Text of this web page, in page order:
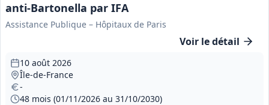
anti‑Bartonella par IFA
Assistance Publique – Hôpitaux de Paris
Voir le détail
10 août 2026
Île-de-France
-
48 mois (01/11/2026 au 31/10/2030)